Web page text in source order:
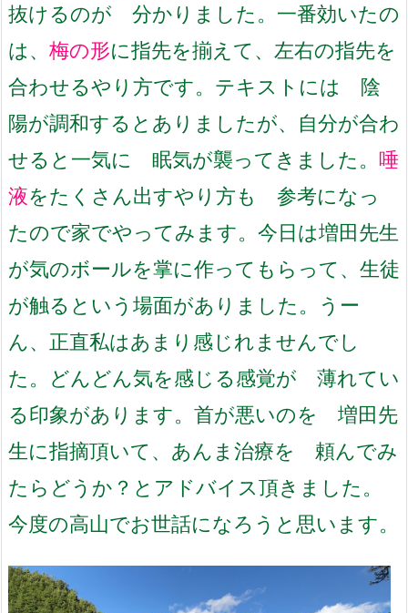
抜けるのが 分かりました。 一番効いたの
は、 梅の形に指先を揃えて、 左右の指先を
合わせるやり方です。 テキストには 陰
陽が調和するとありましたが、
自分が合わ
せると一気に 眠気が襲ってきました。 唾
液をたくさん出すやり方も 参考になっ
たので家でやってみます。 今日は増田先生
が気のボールを掌に作ってもらって、 生徒
が触るという場面がありました。
うー
ん、正直私はあまり感じれませんでし
た。
どんどん気を感じる感覚が 薄れてい
る印象があります。 首が悪いのを 増田先
生に指摘頂いて、 あんま治療を 頼んでみ
たらどうか？ とアドバイス頂きました。
今度の高山でお世話になろうと思います。